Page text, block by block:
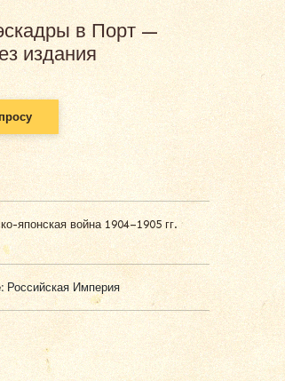
в Порт —
издания
японская война 1904–1905 гг.
Российская Империя